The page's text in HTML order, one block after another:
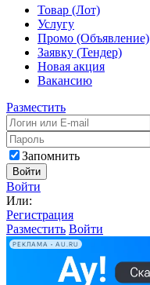
Товар (Лот)
Услугу
Промо (Объявление)
Заявку (Тендер)
Новая акция
Вакансию
Разместить
Запомнить
Войти
Войти
Или:
Регистрация
Разместить Войти
РЕКЛАМА • AU.RU